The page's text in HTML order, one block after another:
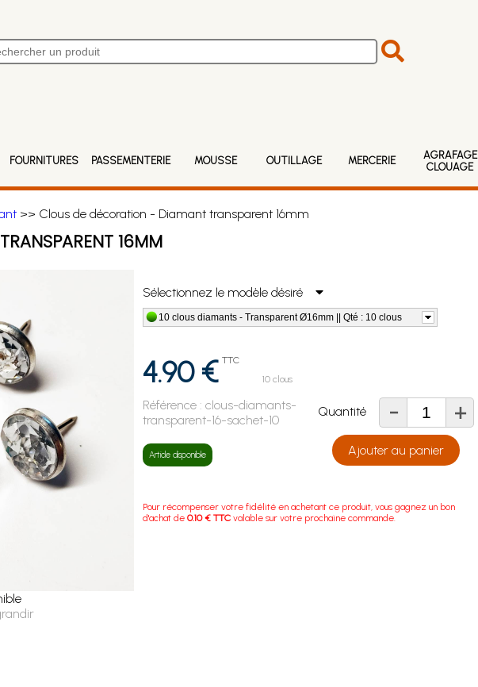
FOURNITURES PASSEMENTERIE MOUSSE OUTILLAGE MERCERIE
AGRAFAGE
CLOUAGE
>> Clous de décoration - Diamant transparent 16mm
16MM
Sélectionnez le modèle désiré
10 clous diamants - Transparent Ø16mm || Qté : 10 clous
4.90 € TTC
10 clous
Référence :clous-diamants-
transparent-16-sachet-10
Article disponible
Quantité - +
Ajouter au panier
Pour récompenser votre fidélité en achetant ce produit, vous gagnez un bon
d'achat de0.10 € TTC valable sur votre prochaine commande.